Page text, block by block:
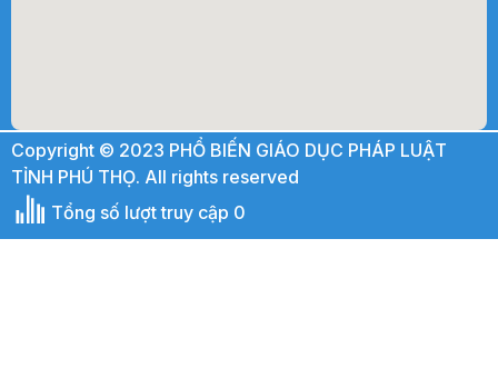
Copyright © 2023 PHỔ BIẾN GIÁO DỤC PHÁP LUẬT
TỈNH PHÚ THỌ. All rights reserved
Tổng số lượt truy cập 0